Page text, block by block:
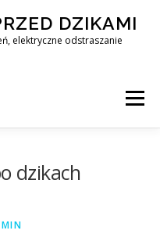
DZIKAMI
elektryczne odstraszanie
Menu
dzikach